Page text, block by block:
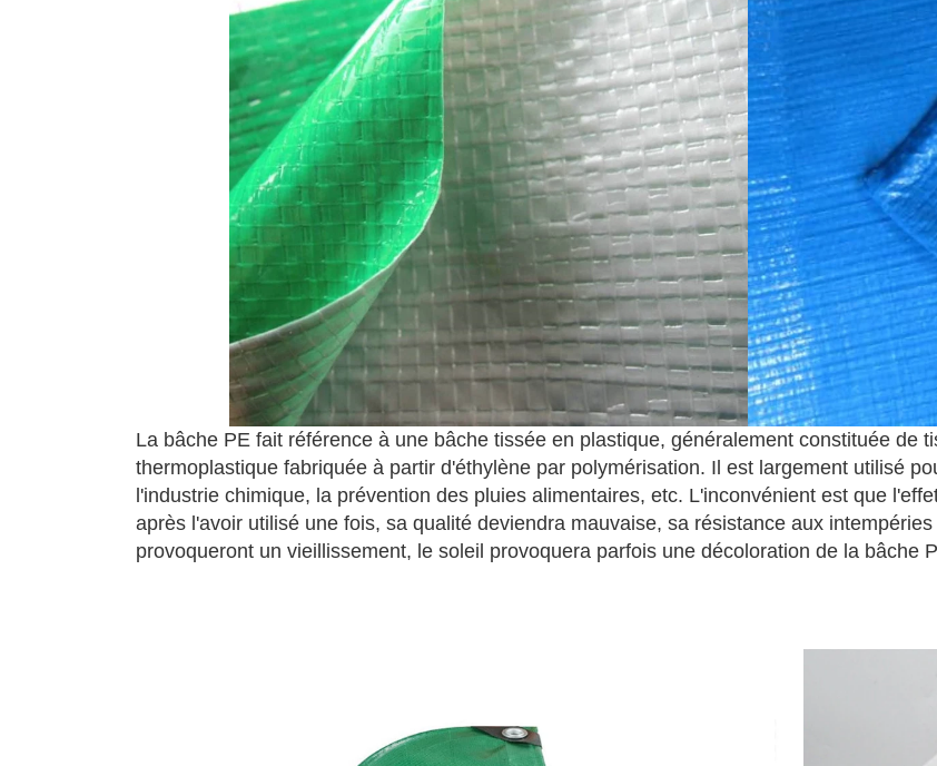
La bâche PE fait référence à une bâche tissée en plastique, généralement constituée de
thermoplastique fabriquée à partir d'éthylène par polymérisation. Il est largement utilisé
l'industrie chimique, la prévention des pluies alimentaires, etc. L'inconvénient est que
après l'avoir utilisé une fois, sa qualité deviendra mauvaise, sa résistance aux
provoqueront un vieillissement, le soleil provoquera parfois une décoloration de la bâche